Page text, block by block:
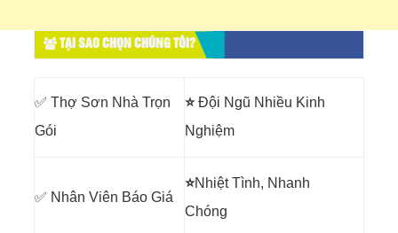
TẠI SAO CHỌN CHÚNG TÔI?
✅ Thợ Sơn Nhà Trọn
Gói
⭐Đội Ngũ Nhiều Kinh
Nghiệm
✅ Nhân Viên Báo Giá
⭐Nhiệt Tình, Nhanh
Chóng